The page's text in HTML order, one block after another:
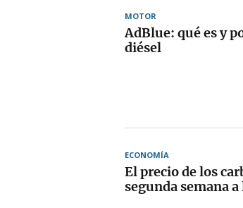
MOTOR
AdBlue: qué es y
diésel
ECONOMÍA
El precio de los
segunda semana a